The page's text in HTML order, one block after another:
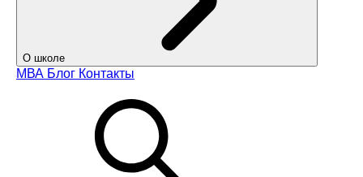
О школе
МВА Блог Контакты